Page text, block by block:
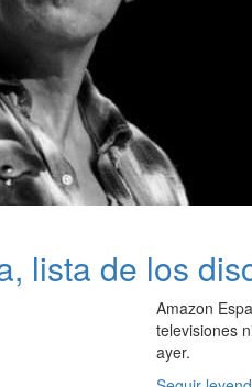
lista de los
Amazon
televisiones
ayer.